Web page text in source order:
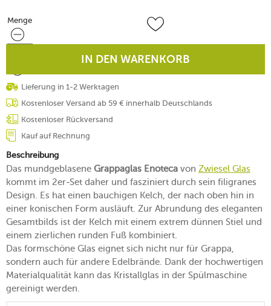
Menge
Menge
IN DEN WARENKORB
Lieferung in 1-2 Werktagen
Kostenloser Versand ab 59 € innerhalb Deutschlands
Kostenloser Rückversand
Kauf auf Rechnung
Beschreibung
Das mundgeblasene Grappaglas Enoteca von Zwiesel Glas
kommt im 2er-Set daher und fasziniert durch sein filigranes
Design. Es hat einen bauchigen Kelch, der nach oben hin in
einer konischen Form ausläuft. Zur Abrundung des eleganten
Gesamtbilds ist der Kelch mit einem extrem dünnen Stiel und
einem zierlichen runden Fuß kombiniert.
Das formschöne Glas eignet sich nicht nur für Grappa,
sondern auch für andere Edelbrände. Dank der hochwertigen
Materialqualität kann das Kristallglas in der Spülmaschine
gereinigt werden.